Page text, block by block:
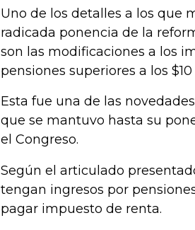
Uno de los detalles a los que
radicada ponencia de la
son las modificaciones a los
pensiones superiores a los
Esta fue una de las
que se mantuvo hasta su
el Congreso.
Según el articulado
tengan ingresos por
pagar impuesto de renta.